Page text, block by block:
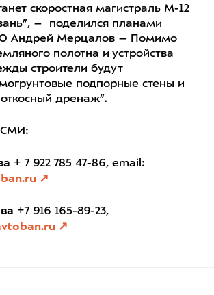
скоростная магистраль М-12
– поделился планами
Андрей Мерцалов – Помимо
полотна и устройства
строители будут
подпорные стены и
дренаж”.
СМИ:
+ 7 922 785 47-86, email:
+7 916 165-89-23,